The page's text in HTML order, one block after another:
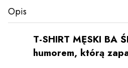
Opis
T-SHIRT MĘSKI BA
humorem, którą